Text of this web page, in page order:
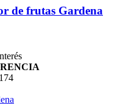
de frutas Gardena